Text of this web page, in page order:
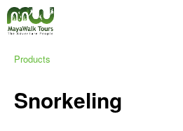
Products
Snorkeling